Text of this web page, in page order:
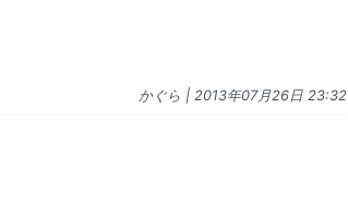
かぐら | 2013年07月26日 23:32